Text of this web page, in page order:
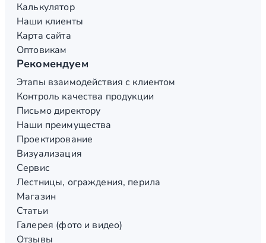
Калькулятор
Наши клиенты
Карта сайта
Оптовикам
Рекомендуем
Этапы взаимодействия с клиентом
Контроль качества продукции
Письмо директору
Наши преимущества
Проектирование
Визуализация
Сервис
Лестницы, ограждения, перила
Магазин
Статьи
Галерея (фото и видео)
Отзывы